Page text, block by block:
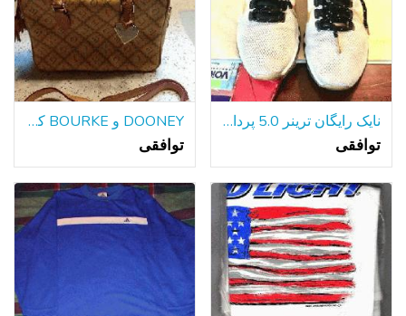
نایک رایگان ترینر 5.0 پرداخت کامل Menas
توافقی
DOONEY و BOURKE کیف پول مانند جدید
توافقی